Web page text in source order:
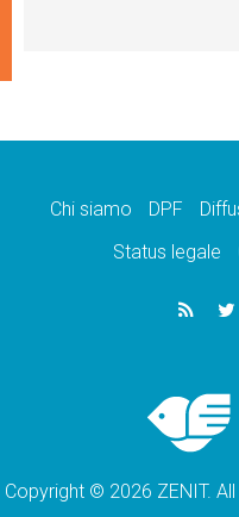
Chi siamo DPF
Status legale
Copyright © 2026 ZENIT.